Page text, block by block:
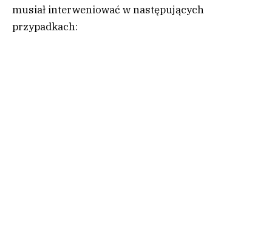
musiał interweniować w następujących
przypadkach: